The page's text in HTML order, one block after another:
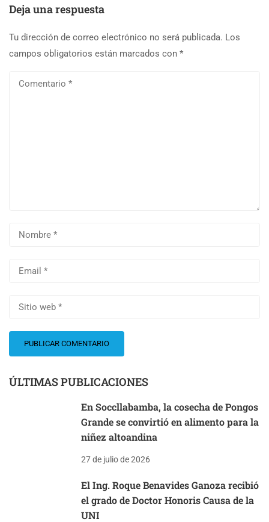
Deja una respuesta
Tu dirección de correo electrónico no será publicada. Los
campos obligatorios están marcados con *
ÚLTIMAS PUBLICACIONES
En Soccllabamba, la cosecha de Pongos
Grande se convirtió en alimento para la
niñez altoandina
27 de julio de 2026
El Ing. Roque Benavides Ganoza recibió
el grado de Doctor Honoris Causa de la
UNI